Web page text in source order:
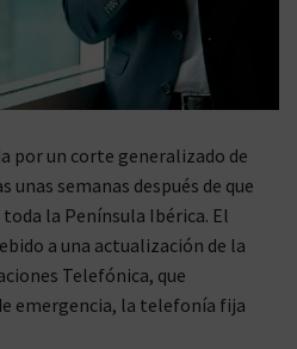
por un corte generalizado de
unas semanas después de que
la Península Ibérica. El
a una actualización de la
Telefónica, que
emergencia, la telefonía fija